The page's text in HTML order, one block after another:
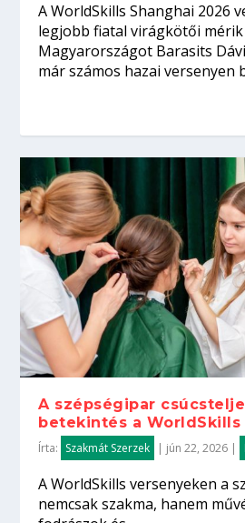
A WorldSkills Shanghai 2026
legjobb fiatal virágkötői
Magyarországot Barasits
már számos hazai versenyen
A szépségipar
betekintés a WorldSkills
Írta: Szakmát Szerzek | jún 22, 2026 |
A WorldSkills versenyeken a
nemcsak szakma, hanem